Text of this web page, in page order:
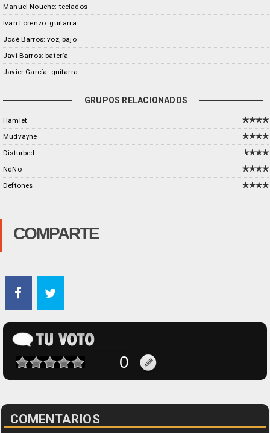
Manuel Nouche: teclados
Ivan Lorenzo: guitarra
José Barros: voz, bajo
Javi Barros: batería
Javier García: guitarra
GRUPOS RELACIONADOS
Hamlet
Mudvayne
Disturbed
NdNo
Deftones
COMPARTE
COMENTARIOS